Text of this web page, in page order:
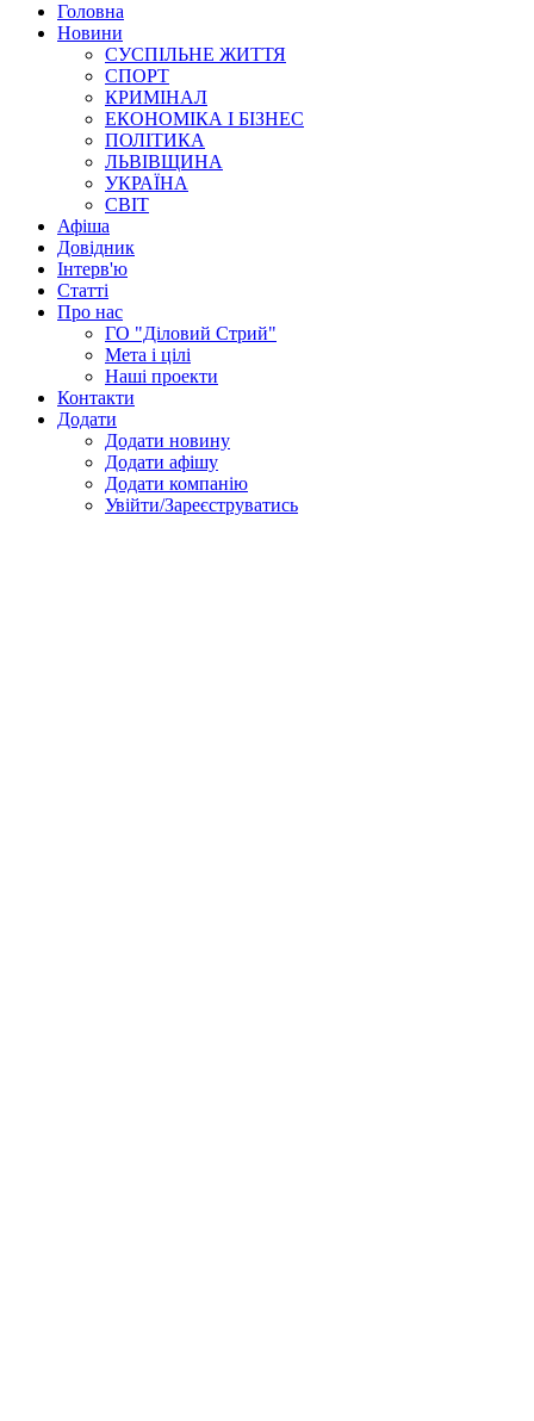
Головна
Новини
СУСПІЛЬНЕ ЖИТТЯ
СПОРТ
КРИМІНАЛ
ЕКОНОМІКА І БІЗНЕС
ПОЛІТИКА
ЛЬВІВЩИНА
УКРАЇНА
СВІТ
Афіша
Довідник
Інтерв'ю
Статті
Про нас
ГО "Діловий Стрий"
Мета і цілі
Наші проекти
Контакти
Додати
Додати новину
Додати афішу
Додати компанію
Увійти/Зареєструватись